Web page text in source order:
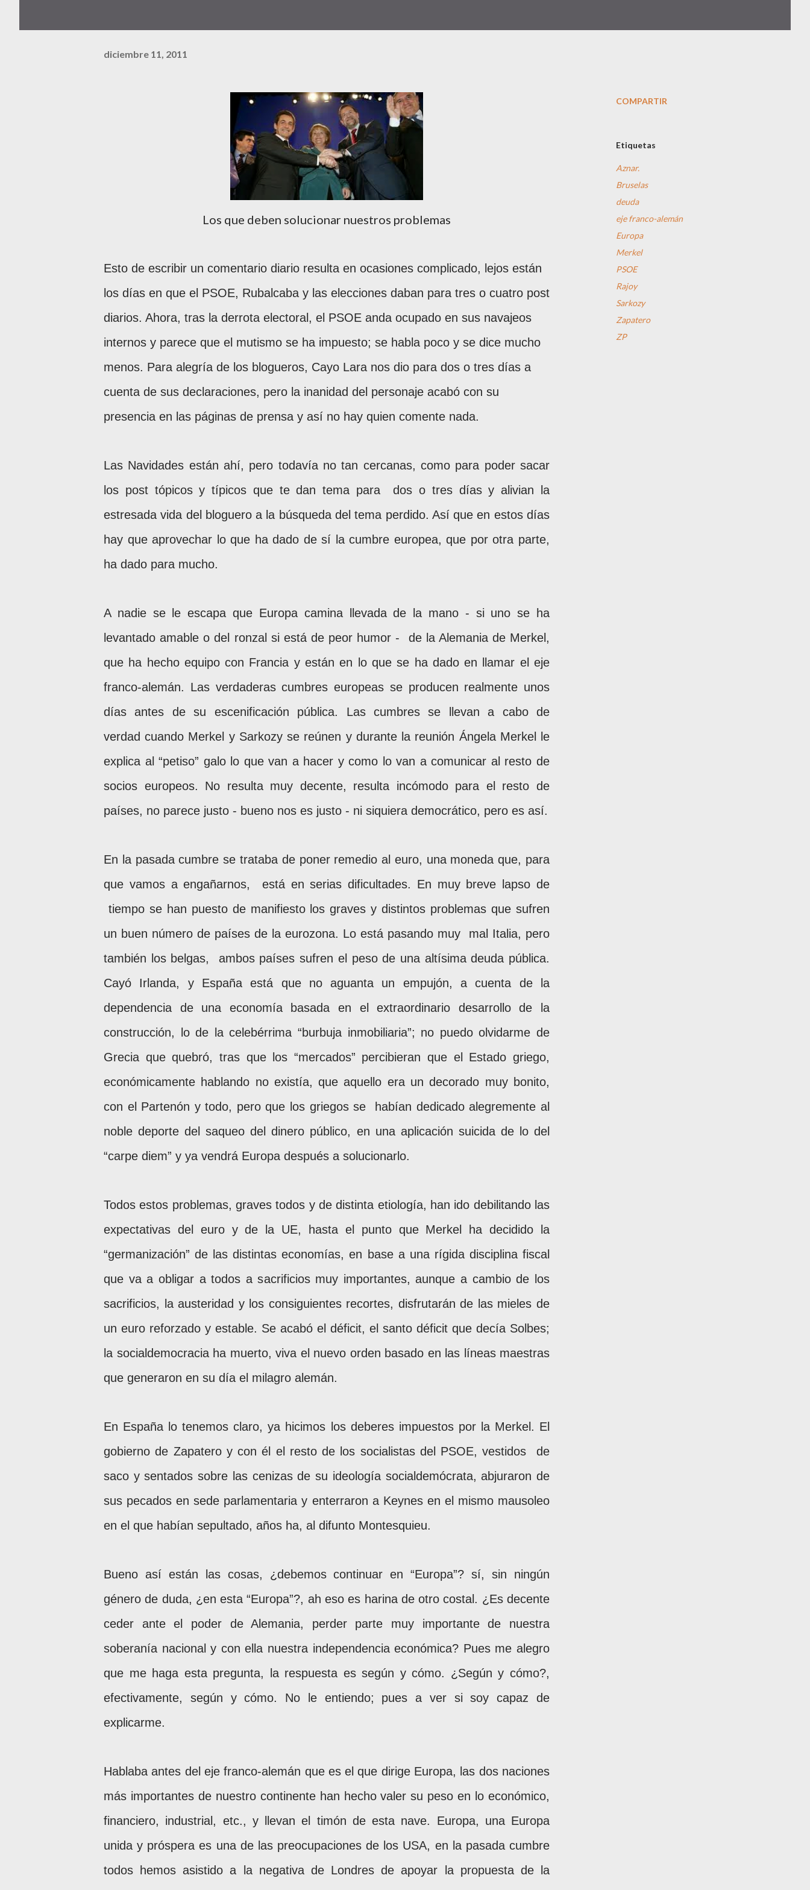
diciembre 11, 2011
Los que deben solucionar nuestros problemas
Esto de escribir un comentario diario resulta en ocasiones complicado, lejos están
los días en que el PSOE, Rubalcaba y las elecciones daban para tres o cuatro post
diarios. Ahora, tras la derrota electoral, el PSOE anda ocupado en sus navajeos
internos y parece que el mutismo se ha impuesto; se habla poco y se dice mucho
menos. Para alegría de los blogueros, Cayo Lara nos dio para dos o tres días a
cuenta de sus declaraciones, pero la inanidad del personaje acabó con su
presencia en las páginas de prensa y así no hay quien comente nada.
Las Navidades están ahí, pero todavía no tan cercanas, como para poder sacar
los post tópicos y típicos que te dan tema para
dos o tres días y alivian la
estresada vida del bloguero a la búsqueda del tema perdido. Así que en estos días
hay que aprovechar lo que ha dado de sí la cumbre europea, que por otra parte,
ha dado para mucho.
A nadie se le escapa que Europa camina llevada de la mano - si uno se ha
levantado amable o del ronzal si está de peor humor -
de la Alemania de Merkel,
que ha hecho equipo con Francia y están en lo que se ha dado en llamar el eje
franco-alemán. Las verdaderas cumbres europeas se producen realmente unos
días antes de su escenificación pública. Las cumbres se llevan a cabo de
verdad cuando Merkel y Sarkozy se reúnen y durante la reunión Ángela Merkel le
explica al “petiso” galo lo que van a hacer y como lo van a comunicar al resto de
socios europeos. No resulta muy decente, resulta incómodo para el resto de
países, no parece justo - bueno nos es justo - ni siquiera democrático, pero es así.
En la pasada cumbre se trataba de poner remedio al euro, una moneda que, para
que vamos a engañarnos,
está en serias dificultades. En muy breve lapso de
tiempo se han puesto de manifiesto los graves y distintos problemas que sufren
un buen número de países de la eurozona. Lo está pasando muy
mal Italia, pero
también los belgas,
ambos países sufren el peso de una altísima deuda pública.
Cayó Irlanda, y España está que no aguanta un empujón, a cuenta de la
dependencia de una economía basada en el extraordinario desarrollo de la
construcción, lo de la celebérrima “burbuja inmobiliaria”; no puedo olvidarme de
Grecia que quebró, tras que los “mercados” percibieran que el Estado griego,
económicamente hablando no existía, que aquello era un decorado muy bonito,
con el Partenón y todo, pero que los griegos se
habían dedicado alegremente al
noble deporte del saqueo del dinero público, en una aplicación suicida de lo del
“carpe diem” y ya vendrá Europa después a solucionarlo.
Todos estos problemas, graves todos y de distinta etiología, han ido debilitando las
expectativas del euro y de la UE, hasta el punto que Merkel ha decidido la
“germanización” de las distintas economías, en base a una rígida disciplina fiscal
que va a obligar a todos a sacrificios muy importantes, aunque a cambio de los
sacrificios, la austeridad y los consiguientes recortes, disfrutarán de las mieles de
un euro reforzado y estable. Se acabó el déficit, el santo déficit que decía Solbes;
la socialdemocracia ha muerto, viva el nuevo orden basado en las líneas maestras
que generaron en su día el milagro alemán.
En España lo tenemos claro, ya hicimos los deberes impuestos por la Merkel. El
gobierno de Zapatero y con él el resto de los socialistas del PSOE, vestidos
de
saco y sentados sobre las cenizas de su ideología socialdemócrata, abjuraron de
sus pecados en sede parlamentaria y enterraron a Keynes en el mismo mausoleo
en el que habían sepultado, años ha, al difunto Montesquieu.
Bueno así están las cosas, ¿debemos continuar en “Europa”? sí, sin ningún
género de duda, ¿en esta “Europa”?, ah eso es harina de otro costal. ¿Es decente
ceder ante el poder de Alemania, perder parte muy importante de nuestra
soberanía nacional y con ella nuestra independencia económica? Pues me alegro
que me haga esta pregunta, la respuesta es según y cómo. ¿Según y cómo?,
efectivamente, según y cómo. No le entiendo; pues a ver si soy capaz de
explicarme.
Hablaba antes del eje franco-alemán que es el que dirige Europa, las dos naciones
más importantes de nuestro continente han hecho valer su peso en lo económico,
financiero, industrial, etc., y llevan el timón de esta nave. Europa, una Europa
unida y próspera es una de las preocupaciones de los USA, en la pasada cumbre
todos hemos asistido a la negativa de Londres de apoyar la propuesta de la
COMPARTIR
Etiquetas
Aznar.
Bruselas
deuda
eje franco-alemán
Europa
Merkel
PSOE
Rajoy
Sarkozy
Zapatero
ZP